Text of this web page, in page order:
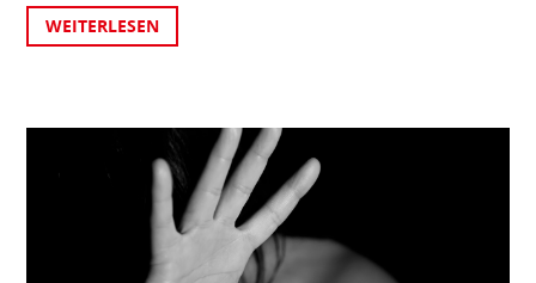
WEITERLESEN